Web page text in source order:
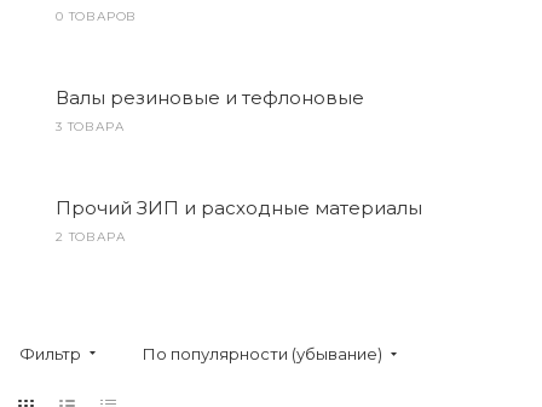
0 ТОВАРОВ
Валы резиновые и тефлоновые
3 ТОВАРА
Прочий ЗИП и расходные материалы
2 ТОВАРА
Фильтр По популярности (убывание)